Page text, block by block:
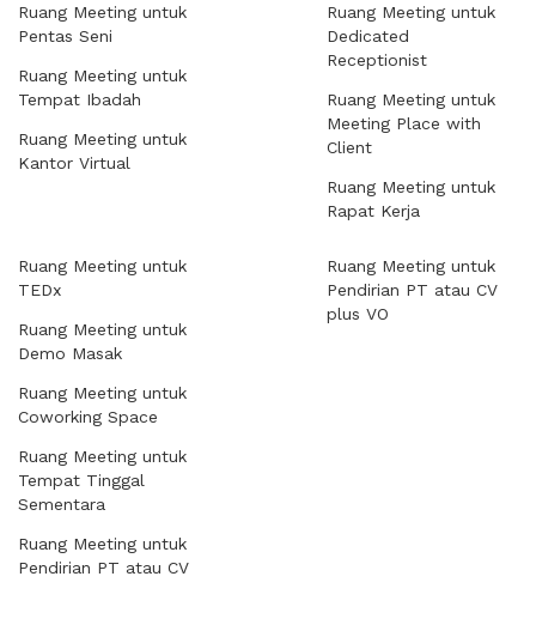
Ruang Meeting untuk
Pentas Seni
Ruang Meeting untuk
Tempat Ibadah
Ruang Meeting untuk
Kantor Virtual
Ruang Meeting untuk
Dedicated
Receptionist
Ruang Meeting untuk
Meeting Place with
Client
Ruang Meeting untuk
Rapat Kerja
Ruang Meeting untuk
TEDx
Ruang Meeting untuk
Demo Masak
Ruang Meeting untuk
Coworking Space
Ruang Meeting untuk
Tempat Tinggal
Sementara
Ruang Meeting untuk
Pendirian PT atau CV
Ruang Meeting untuk
Pendirian PT atau CV
plus VO